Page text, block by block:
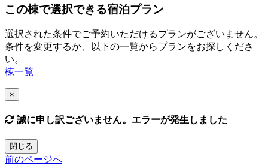
この棟で選択できる宿泊プラン
選択された条件でご予約いただけるプランがございません。
条件を変更するか、以下の一覧からプランをお探しくださ
い。
棟一覧
×
誠に申し訳ございません。エラーが発生しました
閉じる
前のページへ